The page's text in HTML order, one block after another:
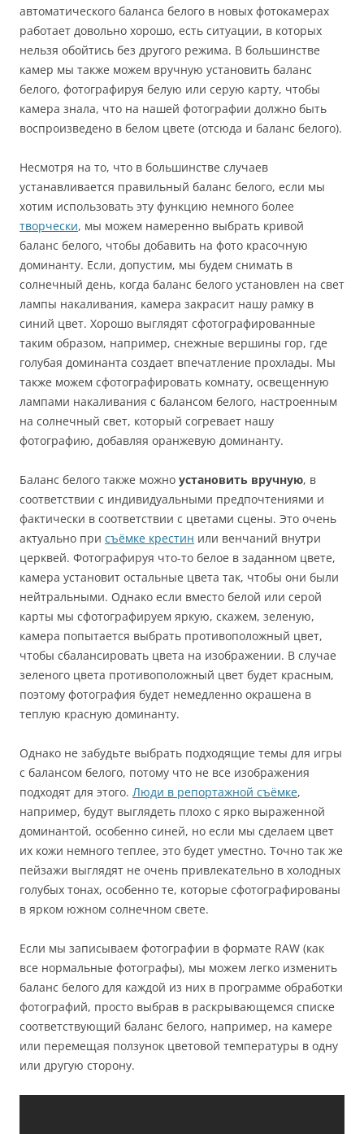
автоматического баланса белого в новых фотокамерах
работает довольно хорошо, есть ситуации, в которых
нельзя обойтись без другого режима. В большинстве
камер мы также можем вручную установить баланс
белого, фотографируя белую или серую карту, чтобы
камера знала, что на нашей фотографии должно быть
воспроизведено в белом цвете (отсюда и баланс белого).
Несмотря на то, что в большинстве случаев
устанавливается правильный баланс белого, если мы
хотим использовать эту функцию немного более
творчески, мы можем намеренно выбрать кривой
баланс белого, чтобы добавить на фото красочную
доминанту. Если, допустим, мы будем снимать в
солнечный день, когда баланс белого установлен на свет
лампы накаливания, камера закрасит нашу рамку в
синий цвет. Хорошо выглядят сфотографированные
таким образом, например, снежные вершины гор, где
голубая доминанта создает впечатление прохлады. Мы
также можем сфотографировать комнату, освещенную
лампами накаливания с балансом белого, настроенным
на солнечный свет, который согревает нашу
фотографию, добавляя оранжевую доминанту.
Баланс белого также можно установить вручную, в
соответствии с индивидуальными предпочтениями и
фактически в соответствии с цветами сцены. Это очень
актуально при съёмке крестин или венчаний внутри
церквей. Фотографируя что-то белое в заданном цвете,
камера установит остальные цвета так, чтобы они были
нейтральными. Однако если вместо белой или серой
карты мы сфотографируем яркую, скажем, зеленую,
камера попытается выбрать противоположный цвет,
чтобы сбалансировать цвета на изображении. В случае
зеленого цвета противоположный цвет будет красным,
поэтому фотография будет немедленно окрашена в
теплую красную доминанту.
Однако не забудьте выбрать подходящие темы для игры
с балансом белого, потому что не все изображения
подходят для этого. Люди в репортажной съёмке,
например, будут выглядеть плохо с ярко выраженной
доминантой, особенно синей, но если мы сделаем цвет
их кожи немного теплее, это будет уместно. Точно так же
пейзажи выглядят не очень привлекательно в холодных
голубых тонах, особенно те, которые сфотографированы
в ярком южном солнечном свете.
Если мы записываем фотографии в формате RAW (как
все нормальные фотографы), мы можем легко изменить
баланс белого для каждой из них в программе обработки
фотографий, просто выбрав в раскрывающемся списке
соответствующий баланс белого, например, на камере
или перемещая ползунок цветовой температуры в одну
или другую сторону.